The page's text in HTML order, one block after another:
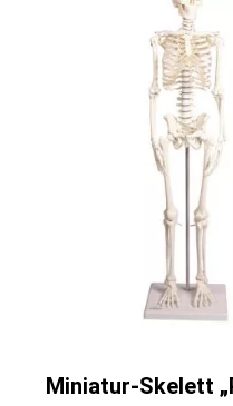
Miniatur-Skelett